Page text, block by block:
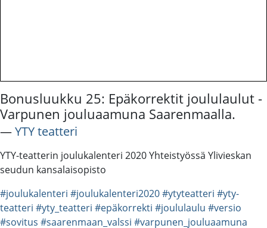
Bonusluukku 25: Epäkorrektit joululaulut -
Varpunen jouluaamuna Saarenmaalla.
―YTY teatteri
YTY-teatterin joulukalenteri 2020 Yhteistyössä Ylivieskan
seudun kansalaisopisto
#joulukalenteri #joulukalenteri2020#ytyteatteri #yty-
teatteri #yty_teatteri #epäkorrekti #joululaulu #versio
#sovitus #saarenmaan_valssi #varpunen_jouluaamuna